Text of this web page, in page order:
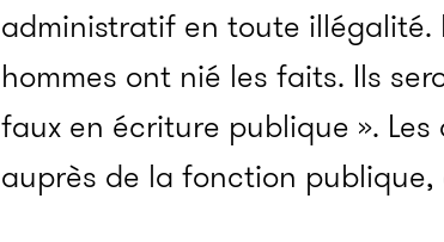
administratif en toute illégalité.
hommes ont nié les faits. Ils
faux en écriture publique ».
auprès de la fonction